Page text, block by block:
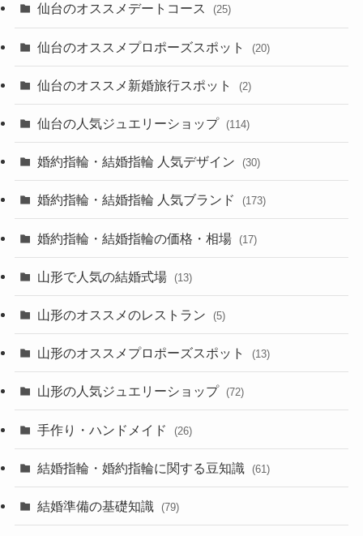
仙台のオススメデートコース (25)
仙台のオススメプロポーズスポット (20)
仙台のオススメ新婚旅行スポット (2)
仙台の人気ジュエリーショップ (114)
婚約指輪・結婚指輪 人気デザイン (30)
婚約指輪・結婚指輪 人気ブランド (173)
婚約指輪・結婚指輪の価格・相場 (17)
山形で人気の結婚式場 (13)
山形のオススメのレストラン (5)
山形のオススメプロポーズスポット (13)
山形の人気ジュエリーショップ (72)
手作り・ハンドメイド (26)
結婚指輪・婚約指輪に関する豆知識 (61)
結婚準備の基礎知識 (79)